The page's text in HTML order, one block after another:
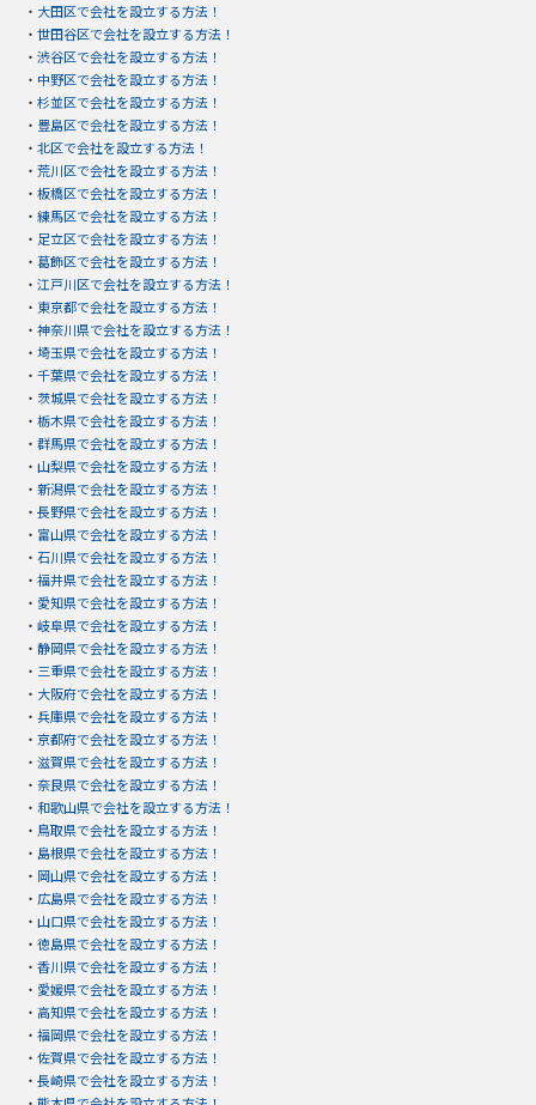
・ 大田区で会社を設立する方法！
・ 世田谷区で会社を設立する方法！
・ 渋谷区で会社を設立する方法！
・ 中野区で会社を設立する方法！
・ 杉並区で会社を設立する方法！
・ 豊島区で会社を設立する方法！
・ 北区で会社を設立する方法！
・ 荒川区で会社を設立する方法！
・ 板橋区で会社を設立する方法！
・ 練馬区で会社を設立する方法！
・ 足立区で会社を設立する方法！
・ 葛飾区で会社を設立する方法！
・ 江戸川区で会社を設立する方法！
・ 東京都で会社を設立する方法！
・ 神奈川県で会社を設立する方法！
・ 埼玉県で会社を設立する方法！
・ 千葉県で会社を設立する方法！
・ 茨城県で会社を設立する方法！
・ 栃木県で会社を設立する方法！
・ 群馬県で会社を設立する方法！
・ 山梨県で会社を設立する方法！
・ 新潟県で会社を設立する方法！
・ 長野県で会社を設立する方法！
・ 富山県で会社を設立する方法！
・ 石川県で会社を設立する方法！
・ 福井県で会社を設立する方法！
・ 愛知県で会社を設立する方法！
・ 岐阜県で会社を設立する方法！
・ 静岡県で会社を設立する方法！
・ 三重県で会社を設立する方法！
・ 大阪府で会社を設立する方法！
・ 兵庫県で会社を設立する方法！
・ 京都府で会社を設立する方法！
・ 滋賀県で会社を設立する方法！
・ 奈良県で会社を設立する方法！
・ 和歌山県で会社を設立する方法！
・ 鳥取県で会社を設立する方法！
・ 島根県で会社を設立する方法！
・ 岡山県で会社を設立する方法！
・ 広島県で会社を設立する方法！
・ 山口県で会社を設立する方法！
・ 徳島県で会社を設立する方法！
・ 香川県で会社を設立する方法！
・ 愛媛県で会社を設立する方法！
・ 高知県で会社を設立する方法！
・ 福岡県で会社を設立する方法！
・ 佐賀県で会社を設立する方法！
・ 長崎県で会社を設立する方法！